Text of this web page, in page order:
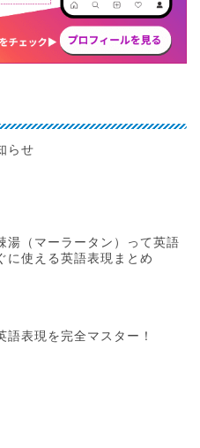
らせ
湯（マーラータン）って英語
に使える英語表現まとめ
語表現を完全マスター！